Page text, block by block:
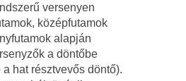
versenyen
középfutamok
alapján
a döntőbe
hat résztvevős döntő).